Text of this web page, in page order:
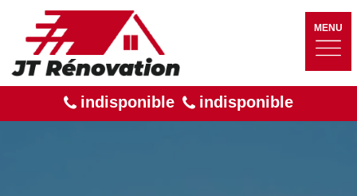
MENU
indisponible indisponible